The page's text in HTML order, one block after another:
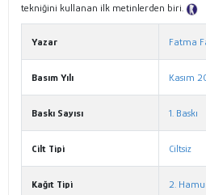
tekniğini kullanan ilk metinlerden biri.
Yazar Fatma
Basım Yılı Kasım
Baskı Sayısı 1. Baskı
Cilt Tipi Ciltsiz
Kağıt Tipi 2.